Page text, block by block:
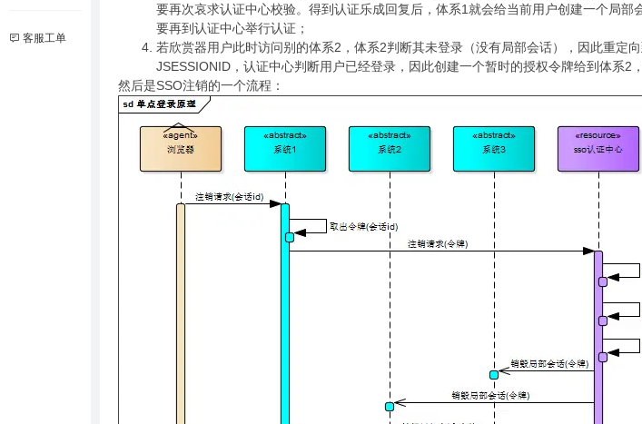
客服工单
要再次哀求认证中心校验。得到认证乐成回复后，体系1就会给当前用户创建一个局
要再到认证中心举行认证；
若欣赏器用户此时访问别的体系2，体系2判断其未登录（没有局部会话），因此重定
JSESSIONID，认证中心判断用户已经登录，因此创建一个暂时的授权令牌给到体系2
然后是SSO注销的一个流程：